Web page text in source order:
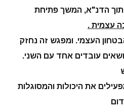
הדנ"א, המשך פתיחת
עצמית .
העצמי. ומפגש זה נחזק
עובדים אחד עם השני.
את היכולות והמסוגלות